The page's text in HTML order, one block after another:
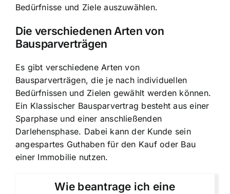
Bedürfnisse und Ziele auszuwählen.
Die verschiedenen Arten von
Bausparverträgen
Es gibt verschiedene Arten von
Bausparverträgen, die je nach individuellen
Bedürfnissen und Zielen gewählt werden können.
Ein Klassischer Bausparvertrag besteht aus einer
Sparphase und einer anschließenden
Darlehensphase. Dabei kann der Kunde sein
angespartes Guthaben für den Kauf oder Bau
einer Immobilie nutzen.
Wie beantrage ich eine